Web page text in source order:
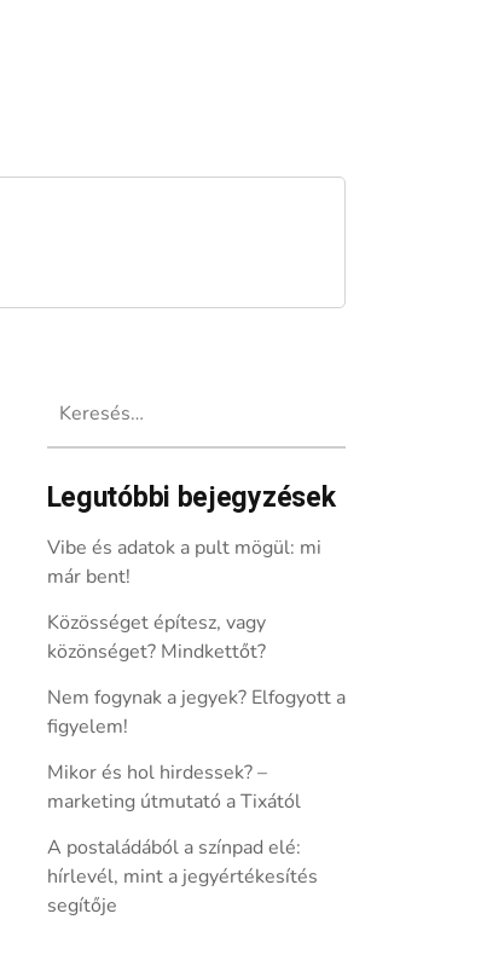
Legutóbbi bejegyzések
Vibe és adatok a pult mögül: mi
már bent!
Közösséget építesz, vagy
közönséget? Mindkettőt?
Nem fogynak a jegyek? Elfogyott a
figyelem!
Mikor és hol hirdessek? –
marketing útmutató a Tixától
A postaládából a színpad elé:
hírlevél, mint a jegyértékesítés
segítője